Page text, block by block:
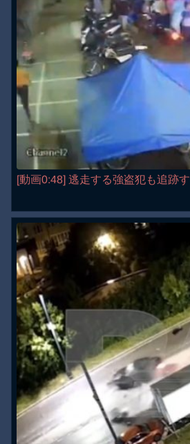
[動画0:48] 逃走する強盗犯も追跡